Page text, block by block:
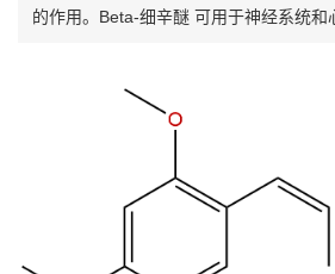
的作用。Beta-细辛醚 可用于神经系统和